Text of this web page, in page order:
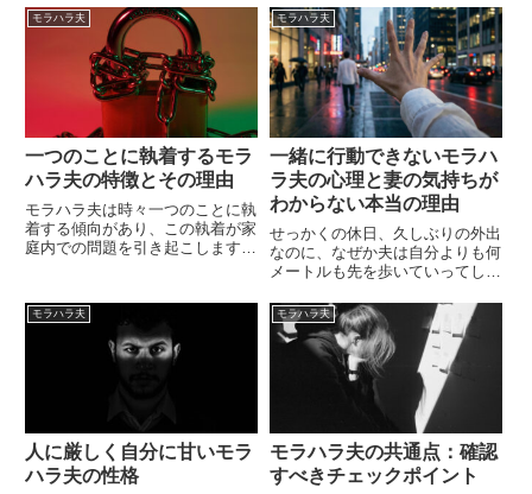
ことがあります。特に、夫が「言
っていることとやっていることが
違う」場合や、妻の意見に対して
過剰な反応を示す場合、妻にと
響を及ぼします。今回は、話し合
いができないモラハラ夫の心理
と、その行動が妻に与える影響に
ついて詳しく探っていきます。モ
ラ...
モラハラ夫
一つのことに執着するモラ
ハラ夫の特徴とその理由
モラハラ夫は時々一つのことに執
着する傾向があり、この執着が家
庭内での問題を引き起こします。
か？本記事では、モラハラ夫が一
つのことに執着する理由、その特
徴、そしてその影響について詳
モラハラ夫
一緒に行動できないモラハ
ラ夫の心理と妻の気持ちが
わからない本当の理由
せっかくの休日、久しぶりの外出
なのに、なぜか夫は自分よりも何
メートルも先を歩いていってしま
のペースはお構いなしで、自分の
用事が済んだらさっさと出口へ向
かう。あなたは、背中に向かって
必死に声をかけたり、小走りで
モラハラ夫
人に厳しく自分に甘いモラ
ハラ夫の性格
モラハラ夫
モラハラ夫の共通点：確認
すべきチェックポイント